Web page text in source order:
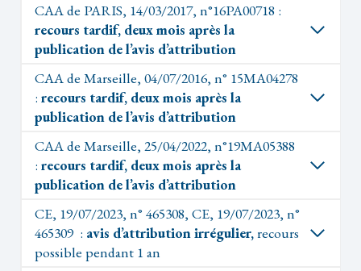
CAA de PARIS, 14/03/2017, n°16PA00718 :
recours tardif, deux mois après la
publication de l’avis d’attribution
CAA de Marseille, 04/07/2016, n° 15MA04278
: recours tardif, deux mois après la
publication de l’avis d’attribution
CAA de Marseille, 25/04/2022, n°19MA05388
: recours tardif, deux mois après la
publication de l’avis d’attribution
CE, 19/07/2023, n° 465308, CE, 19/07/2023, n°
465309 : avis d’attribution irrégulier,recours
possible pendant 1 an